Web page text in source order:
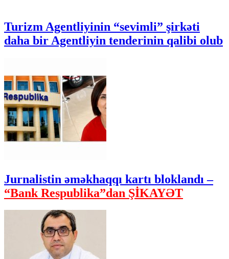
Turizm Agentliyinin “sevimli” şirkəti
daha bir Agentliyin tenderinin qalibi olub
Jurnalistin əməkhaqqı kartı bloklandı –
“Bank Respublika”dan ŞİKAYƏT